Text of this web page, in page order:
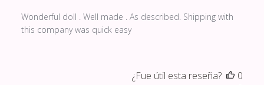
Wonderful doll . Well made . As described. Shipping with
this company was quick easy
¿Fue útil esta reseña?
0